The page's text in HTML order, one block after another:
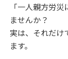
「一人親方労
ませんか？
実は、それだけ
ます。